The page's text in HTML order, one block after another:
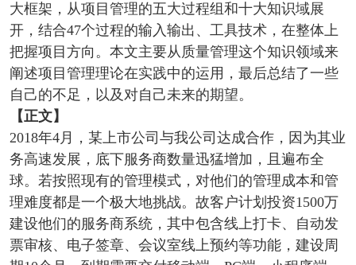
大框架，从项目管理的五大过程组和十大知识域展
开，结合47个过程的输入输出、工具技术，在整体上
把握项目方向。本文主要从质量管理这个知识领域来
阐述项目管理理论在实践中的运用，最后总结了一些
自己的不足，以及对自己未来的期望。
【正文】
2018年4月，某上市公司与我公司达成合作，因为其业
务高速发展，底下服务商数量迅猛增加，且遍布全
球。若按照现有的管理模式，对他们的管理成本和管
理难度都是一个极大地挑战。故客户计划投资1500万
建设他们的服务商系统，其中包含线上打卡、自动发
票审核、电子签章、会议室线上预约等功能，建设周